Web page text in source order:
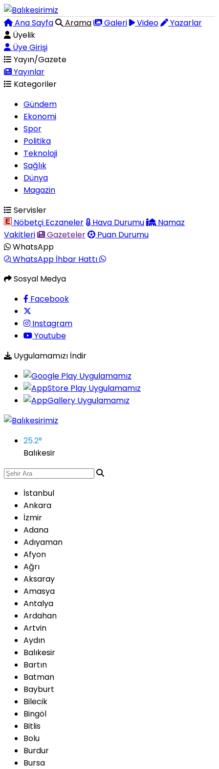
Ana Sayfa Arama Galeri Video
Yazarlar
Üyelik
Üye Girişi
Yayın/Gazete
Yayınlar
Kategoriler
Gündem
Ekonomi
Spor
Politika
Teknoloji
Sağlık
Dünya
Magazin
Servisler
Nöbetçi Eczaneler
Hava Durumu
Namaz
Vakitleri
Gazeteler
Puan Durumu
WhatsApp
WhatsApp İhbar Hattı
Sosyal Medya
Facebook
Instagram
Youtube
Uygulamamızı İndir
25.2°
Balıkesir
İstanbul
Ankara
İzmir
Adana
Adıyaman
Afyon
Ağrı
Aksaray
Amasya
Antalya
Ardahan
Artvin
Aydın
Balıkesir
Bartın
Batman
Bayburt
Bilecik
Bingöl
Bitlis
Bolu
Burdur
Bursa